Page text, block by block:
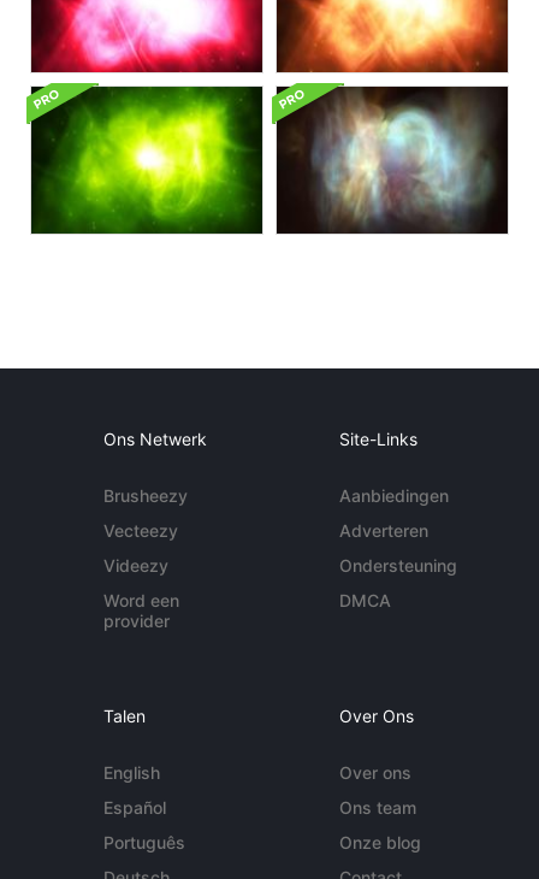
Ons Netwerk
Brusheezy
Vecteezy
Videezy
Word een
provider
Site-Links
Aanbiedingen
Adverteren
Ondersteuning
DMCA
Talen
English
Español
Português
Over Ons
Over ons
Ons team
Onze blog